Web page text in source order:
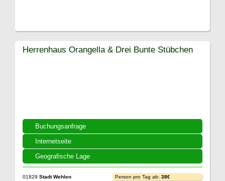
Buchungsanfrage
Internetseite
Geografische Lage
Herrenhaus Orangella & Drei Bunte Stübchen
01829 Stadt Wehlen
Person pro Tag ab: 38€